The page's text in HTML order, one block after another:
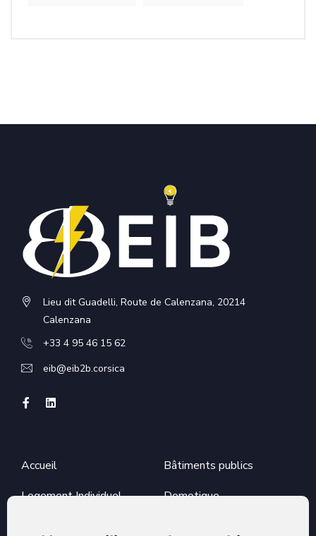
Lieu dit Guadelli, Route de Calenzana, 20214
Calenzana
+33 4 95 46 15 62
eib@eib2b.corsica
Accueil
Logement Individuel
Bâtiments publics
Domotique